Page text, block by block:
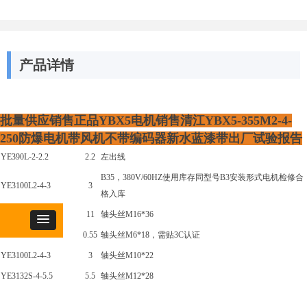
产品详情
批量供应销售正品YBX5电机销售清江YBX5-355M2-4-
250防爆电机带风机不带编码器新水蓝漆带出厂试验报告
YE390L-2-2.2 2.2 左出线
YE3100L2-4-3 3
B35，380V/60HZ使用库存同型号B3安装形式电机检修合
格入库
YE3160M-4-11 11 轴头丝M16*36
0.55 轴头丝M6*18，需贴3C认证
YE3100L2-4-3 3 轴头丝M10*22
YE3132S-4-5.5 5.5 轴头丝M12*28